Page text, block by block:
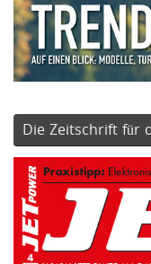
Die Zeitschrift für